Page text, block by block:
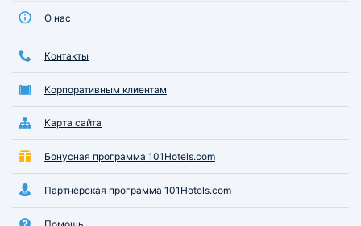
О нас
Контакты
Корпоративным клиентам
Карта сайта
Бонусная программа 101Hotels.com
Партнёрская программа 101Hotels.com